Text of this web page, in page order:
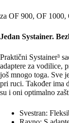
za OF 900, OF 1000,
Jedan Systainer.
Praktični Systainer³
adaptere za vodilice,
još mnogo toga. Sve
pri ruci. Također ima
su i oni optimalno
Svestran: